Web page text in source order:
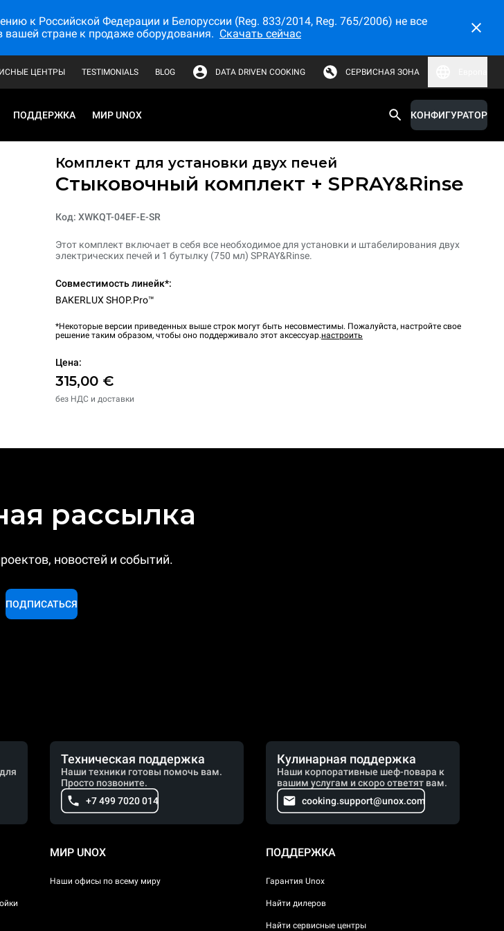
к Российской Федерации и Белоруссии (Reg. 833/2014, Reg. 765/2006) не все
вашей стране к продаже оборудования. Скачать сейчас
ЦЕНТРЫ TESTIMONIALS BLOG DATA DRIVEN COOKING СЕРВИСНАЯ ЗОНА
ПОДДЕРЖКА МИР UNOX КОНФИГУРАТОР
Комплект для установки двух печей
Стыковочный комплект + SPRAY&Rinse
Код: XWKQT-04EF-E-SR
Этот комплект включает в себя все необходимое для установки и штабелирования двух
электрических печей и 1 бутылку (750 мл) SPRAY&Rinse.
Совместимость линейк*:
BAKERLUX SHOP.Pro™
*Некоторые версии приведенных выше строк могут быть несовместимы. Пожалуйста, настройте свое
решение таким образом, чтобы оно поддерживало этот аксессуар.настроить
Цена:
315,00 €
без НДС и доставки
рассылка
новостей и событий.
ПОДПИСАТЬСЯ
Техническая поддержка
Наши техники готовы помочь вам.
Просто позвоните.
+7 499 7020 014
Кулинарная поддержка
Наши корпоративные шеф-повара к
вашим услугам и скоро ответят вам.
cooking.support@unox.com
МИР UNOX
Наши офисы по всему миру
ПОДДЕРЖКА
Гарантия Unox
Найти дилеров
Найти сервисные центры